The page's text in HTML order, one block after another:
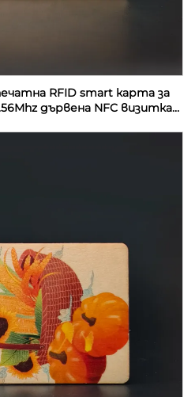
RFID smart карта за
дървена NFC визитка